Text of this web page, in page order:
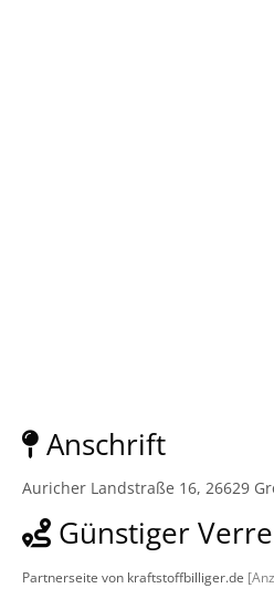
Anschrift
Auricher Landstraße 16, 26629
Günstiger
Partnerseite von kraftstoffbilliger.de